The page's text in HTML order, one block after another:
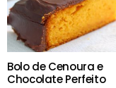
Bolo de Cenoura e
Chocolate Perfeito